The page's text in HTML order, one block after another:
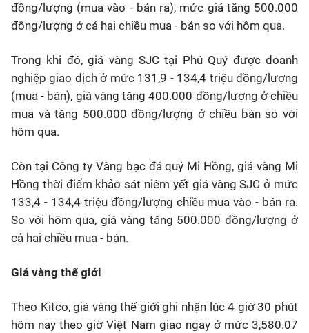
đồng/lượng (mua vào - bán ra), mức giá tăng 500.000
đồng/lượng ở cả hai chiều mua - bán so với hôm qua.
Trong khi đó, giá vàng SJC tại Phú Quý được doanh
nghiệp giao dịch ở mức 131,9 - 134,4 triệu đồng/lượng
(mua - bán), giá vàng tăng 400.000 đồng/lượng ở chiều
mua và tăng 500.000 đồng/lượng ở chiều bán so với
hôm qua.
Còn tại Công ty Vàng bạc đá quý Mi Hồng, giá vàng Mi
Hồng thời điểm khảo sát niêm yết giá vàng SJC ở mức
133,4 - 134,4 triệu đồng/lượng chiều mua vào - bán ra.
So với hôm qua, giá vàng tăng 500.000 đồng/lượng ở
cả hai chiều mua - bán.
Giá vàng thế giới
Theo Kitco, giá vàng thế giới ghi nhận lúc 4 giờ 30 phút
hôm nay theo giờ Việt Nam giao ngay ở mức 3,580.07